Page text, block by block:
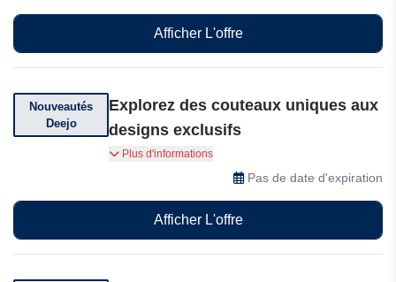
Afficher L'offre
Nouveautés
Deejo
Explorez des couteaux uniques aux
designs exclusifs
Nouveautés Deejo : explorez des couteaux
uniques aux designs exclusifs, à partir de 79,90
Plus d'informations
Pas de date d'expiration
Afficher L'offre